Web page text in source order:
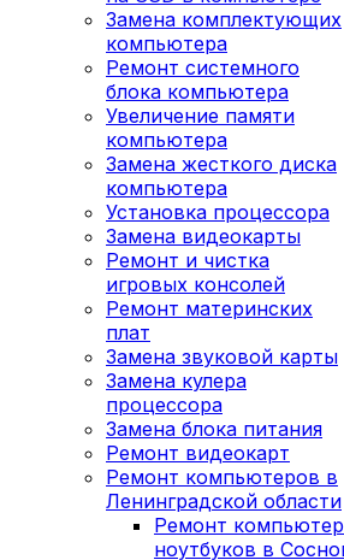
Замена комплектующих
компьютера
Ремонт системного
блока компьютера
Увеличение памяти
компьютера
Замена жесткого диска
компьютера
Установка процессора
Замена видеокарты
Ремонт и чистка
игровых консолей
Ремонт материнских
плат
Замена звуковой карты
Замена кулера
процессора
Замена блока питания
Ремонт видеокарт
Ремонт компьютеров в
Ленинградской области
Ремонт
ноутбуков в